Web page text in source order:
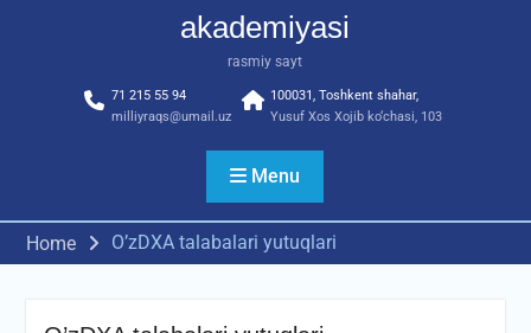
akademiyasi
rasmiy sayt
71 215 55 94
milliyraqs@umail.uz
100031, Toshkent shahar,
Yusuf Xos Xojib ko‘chasi, 103
Menu
Home O’zDXA talabalari yutuqlari